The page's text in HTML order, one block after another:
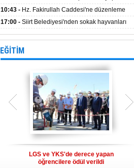
10:43 - Hz. Fakirullah Caddesi'ne düzenleme
yapılacak
17:00 - Siirt Belediyesi'nden sokak hayvanları
projesi
EĞİTİM
LGS ve YKS'de derece yapan
öğrencilere ödül verildi